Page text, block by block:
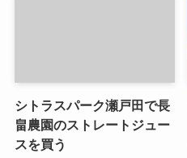
シトラスパーク瀬戸田で長
畠農園のストレートジュー
スを買う